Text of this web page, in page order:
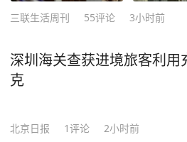
三联生活周刊 55评论 3小时前
深圳海关查获进境旅客利
克
北京日报 1评论 2小时前